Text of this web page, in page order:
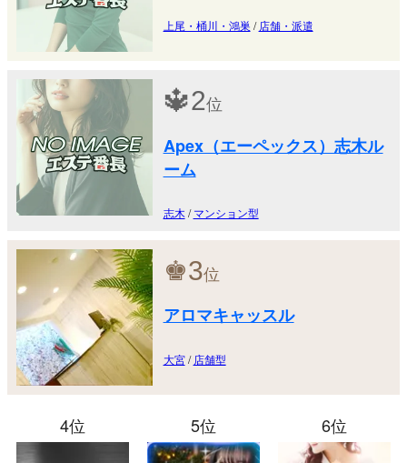
上尾・桶川・鴻巣 / 店舗・派遣
🔱2位
Apex（エーペックス）志木ル
ーム
志木 /マンション型
♚3位
アロマキャッスル
大宮/ 店舗型
4位 5位 6位